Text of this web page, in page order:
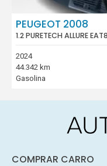
PEUGEOT 2008
1.2 PURETECH ALLURE
2024
44.342 km
Gasolina
COMPRAR CARRO